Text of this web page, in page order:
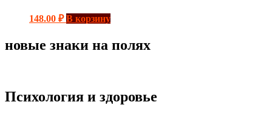
148.00 ₽ В корзину
новые знаки на полях
Психология и здоровье